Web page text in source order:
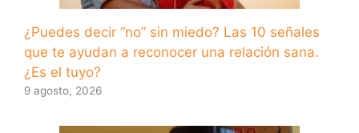
¿Puedes decir “no” sin miedo? Las 10 señales
que te ayudan a reconocer una relación sana.
¿Es el tuyo?
9 agosto, 2026